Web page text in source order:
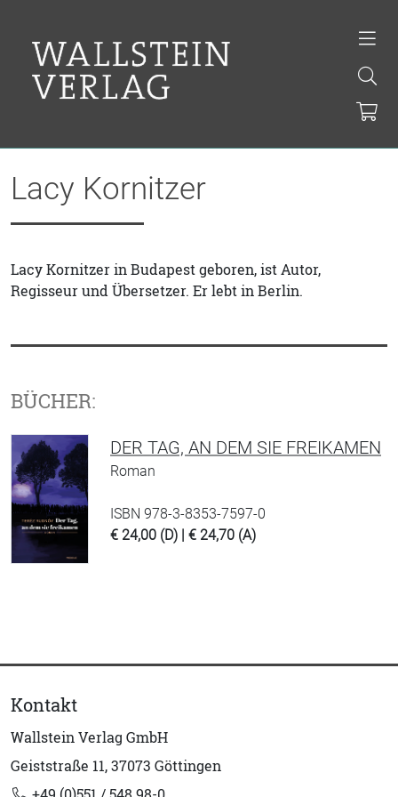
Lacy Kornitzer
Lacy Kornitzer in Budapest geboren, ist Autor,
Regisseur und Übersetzer. Er lebt in Berlin.
BÜCHER:
DER TAG, AN DEM SIE FREIKAMEN
Roman
ISBN 978-3-8353-7597-0
€ 24,00 (D) | € 24,70 (A)
Kontakt
Wallstein Verlag GmbH
Geiststraße 11, 37073 Göttingen